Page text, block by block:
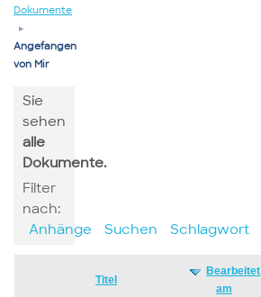
Dokumente
▸
Angefangen
von Mir
Sie
sehen
alle
Dokumente.
Filter
nach:
Anhänge
Suchen Schlagwort
Titel
Bearbeitet
am